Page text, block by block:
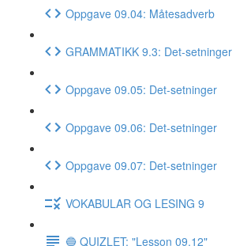
Oppgave 09.04: Måtesadverb
GRAMMATIKK 9.3: Det-setninger
Oppgave 09.05: Det-setninger
Oppgave 09.06: Det-setninger
Oppgave 09.07: Det-setninger
VOKABULAR OG LESING 9
🔵 QUIZLET: "Lesson 09.12"